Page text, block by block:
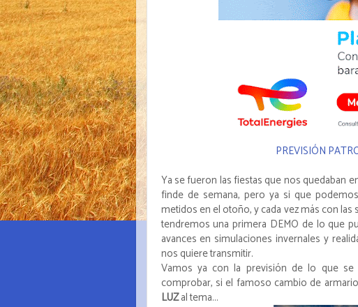
PREVISIÓN
Ya se fueron las fiestas que nos quedaban
finde de semana, pero ya si que
metidos en el otoño, y cada vez más con
tendremos una primera DEMO de lo que
avances en simulaciones invernales y
nos quiere transmitir.
Vamos ya con la previsión de lo que
comprobar, si el famoso cambio de
LUZal tema...